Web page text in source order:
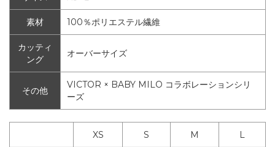
素材 100％ポリエステル繊維
カッティ
ング
オーバーサイズ
その他
VICTOR × BABY MILO コラボレーションシリ
ーズ
XS S M L